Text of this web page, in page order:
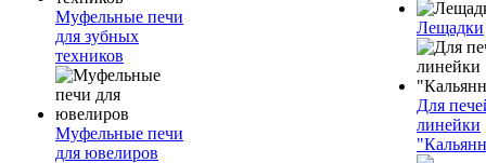
Муфельные печи
для зубных
техников
Муфельные печи
для ювелиров
Лещадки
Для
линейки